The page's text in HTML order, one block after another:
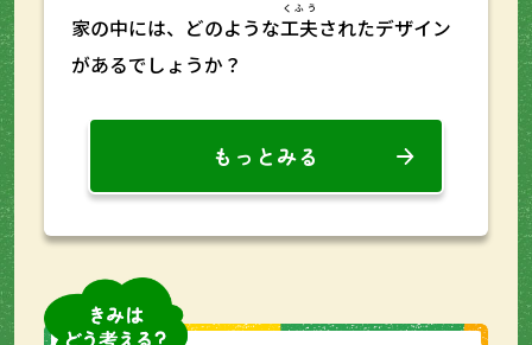
家の中には、どのような工夫
くふう
されたデザイン
があるでしょうか？
もっとみる